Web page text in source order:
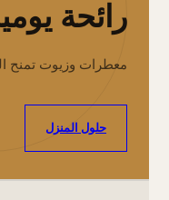
رائحة
معطرات وزيوت تمنح
حلول المنزل